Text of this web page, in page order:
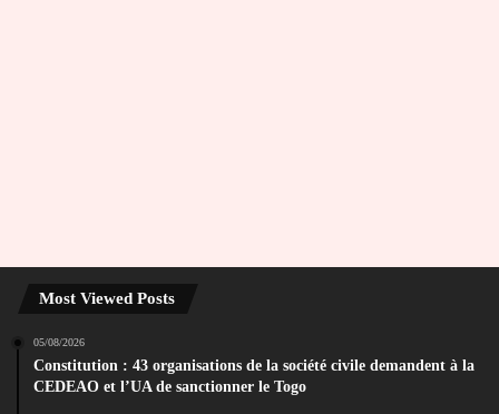
Most Viewed Posts
05/08/2026
Constitution : 43 organisations de la société civile demandent à la
CEDEAO et l’UA de sanctionner le Togo